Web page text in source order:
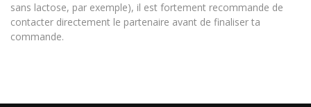
sans lactose, par exemple), il est fortement recommande de
contacter directement le partenaire avant de finaliser ta
commande.